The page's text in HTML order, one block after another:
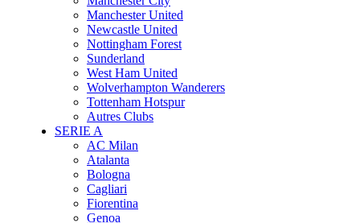
Manchester United
Newcastle United
Nottingham Forest
Sunderland
West Ham United
Wolverhampton Wanderers
Tottenham Hotspur
Autres Clubs
SERIE A
AC Milan
Atalanta
Bologna
Cagliari
Fiorentina
Genoa